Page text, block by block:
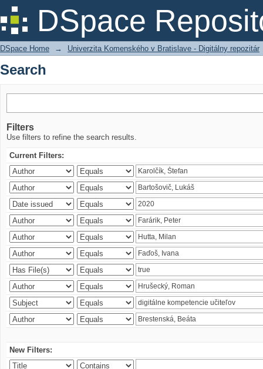
DSpace
Search
DSpace Home → Univerzita Komenského v Bratislave - Digitálny repozitár
Search
Filters
Use filters to refine the search results.
Current Filters:
New Filters: